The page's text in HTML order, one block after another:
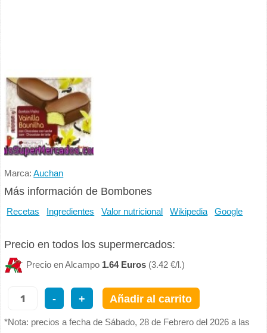
Marca:Auchan
Más información de Bombones
Recetas Ingredientes Valor nutricional Wikipedia Google
Precio en todos los supermercados:
Precio en Alcampo 1.64 Euros (3.42 €/l.)
- + Añadir al carrito
*Nota: precios a fecha de Sábado, 28 de Febrero del 2026 a las